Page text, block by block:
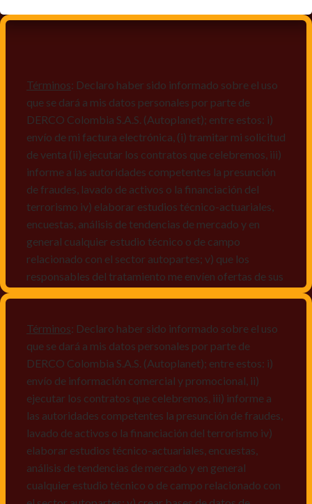
Términos: Declaro haber sido informado sobre el uso
que se dará a mis datos personales por parte de
DERCO Colombia S.A.S. (Autoplanet); entre estos: i)
envío de mi factura electrónica, (i) tramitar mi solicitud
de venta (ii) ejecutar los contratos que celebremos, iii)
informe a las autoridades competentes la presunción
de fraudes, lavado de activos o la financiación del
terrorismo iv) elaborar estudios técnico-actuariales,
encuestas, análisis de tendencias de mercado y en
general cualquier estudio técnico o de campo
relacionado con el sector autopartes; v) que los
responsables del tratamiento me envíen ofertas de sus
mismos, vi) crear bases de datos de acuerdo a las
características y perfiles de los titulares de Datos
Personales, v) encuestas de satisfacción, vi) reportes
recall.
Declaro que puedo acceder a la política de protección
de datos personales de Derco en la
direcciónwww.autoplanet.com.co, igualmente,
manifiesto que he sido informado sobre mis derechos
a conocer, actualizar, rectificar, suprimir, solicitar
prueba: i) de autorización y ii) finalidad, presentar
Términos: Declaro haber sido informado sobre el uso
que se dará a mis datos personales por parte de
DERCO Colombia S.A.S. (Autoplanet); entre estos: i)
envío de información comercial y promocional, ii)
ejecutar los contratos que celebremos, iii) informe a
las autoridades competentes la presunción de fraudes,
lavado de activos o la financiación del terrorismo iv)
elaborar estudios técnico-actuariales, encuestas,
análisis de tendencias de mercado y en general
cualquier estudio técnico o de campo relacionado con